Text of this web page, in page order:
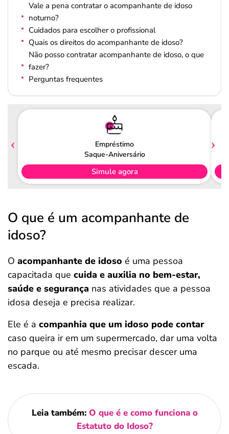
Vale a pena contratar o acompanhante de idoso
noturno?
Cuidados para escolher o profissional
Quais os direitos do acompanhante de idoso?
Não posso contratar acompanhante de idoso, o que
fazer?
Perguntas frequentes
Empréstimo
Saque-Aniversário
Simule agora
O que é um acompanhante de
idoso?
O acompanhante de idoso é uma pessoa
capacitada que cuida e auxilia no bem-estar,
saúde e segurança nas atividades que a pessoa
idosa deseja e precisa realizar.
Ele é a companhia que um idoso pode contar
caso queira ir em um supermercado, dar uma volta
no parque ou até mesmo precisar descer uma
escada.
Leia também: O que é e como funciona o
Estatuto do Idoso?